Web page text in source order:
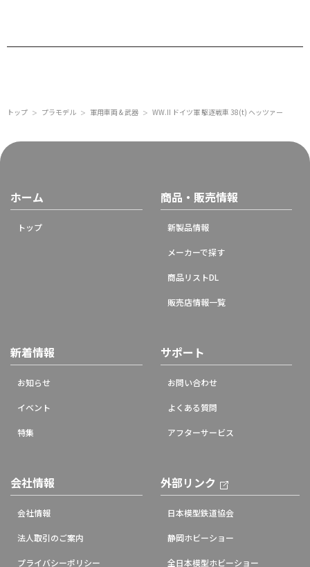
トップ ＞ プラモデル ＞ 軍用車両 & 武器 ＞ WW.II ドイツ軍 駆逐戦車 38(t) ヘッツァー
ホーム
トップ
商品・販売情報
新製品情報
メーカーで探す
商品リストDL
販売店情報一覧
新着情報
お知らせ
イベント
特集
サポート
お問い合わせ
よくある質問
アフターサービス
会社情報
会社情報
法人取引のご案内
プライバシーポリシー
外部リンク
日本模型鉄道協会
静岡ホビーショー
全日本模型ホビーショー